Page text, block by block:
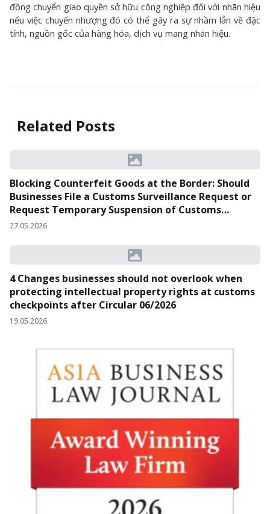
đồng chuyển giao quyền sở hữu công nghiệp đối với nhãn hiệu
nếu việc chuyển nhượng đó có thể gây ra sự nhầm lẫn về đặc
tính, nguồn gốc của hàng hóa, dịch vụ mang nhãn hiệu.
Related Posts
Blocking Counterfeit Goods at the Border: Should
Businesses File a Customs Surveillance Request or
Request Temporary Suspension of Customs
Clearance?
27.05.2026
4 Changes businesses should not overlook when
protecting intellectual property rights at customs
checkpoints after Circular 06/2026
19.05.2026